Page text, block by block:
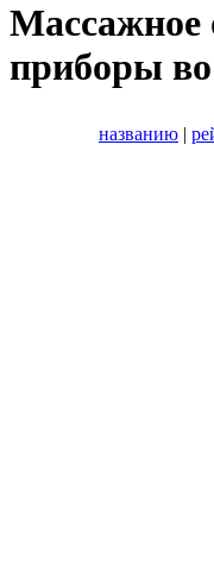
Массажное
приборы
названию |